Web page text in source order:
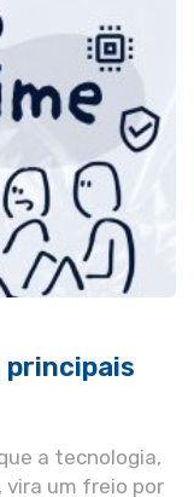
principais
a tecnologia,
vira um freio por